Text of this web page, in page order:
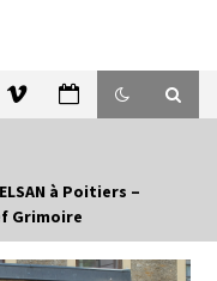
à Poitiers –
Grimoire